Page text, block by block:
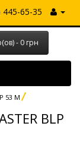
445-65-35
- 0 грн
53 M
BLP